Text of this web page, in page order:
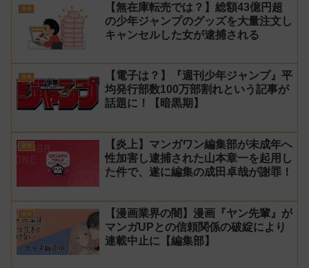
漫画
【無在庫転売では？】総額43億円超
の少年ジャンプのグッズを大量注文し
キャンセルした女が逮捕される
漫画
【電子は？】『週刊少年ジャンプ』平
均発行部数100万部割れという記事が
話題に！【暗黒期】
漫画
【炎上】マンガワン編集部が未成年へ
性加害し逮捕された山本章一を起用し
た件で、遂に編集の成田卓哉が謝罪！
漫画
【漫画業界の闇】漫画『ヤン先輩』が
マンガUPとの信頼関係の破綻により
連載中止に【編集部】